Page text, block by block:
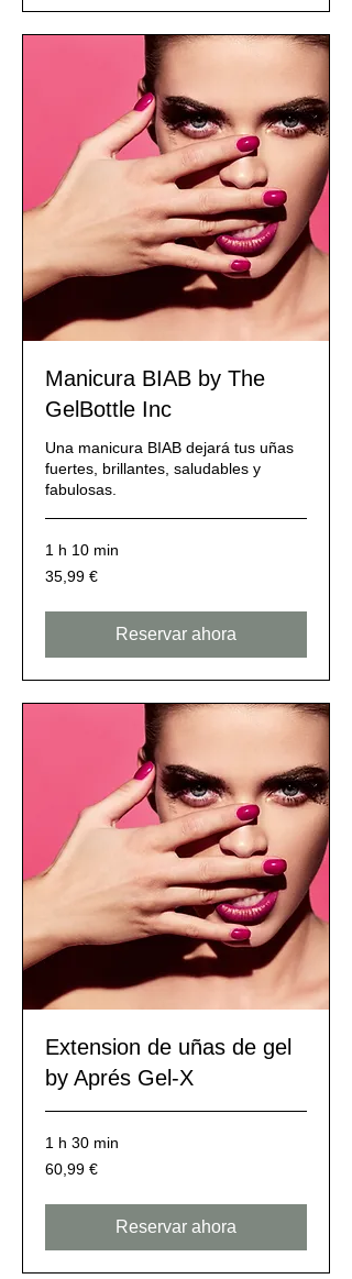
Manicura BIAB by The
GelBottle Inc
Una manicura BIAB dejará tus uñas
fuertes, brillantes, saludables y
fabulosas.
1 h 10 min
35,99
euros
35,99 €
Reservar ahora
Extension de uñas de gel
by Aprés Gel-X
1 h 30 min
60,99
euros
60,99 €
Reservar ahora